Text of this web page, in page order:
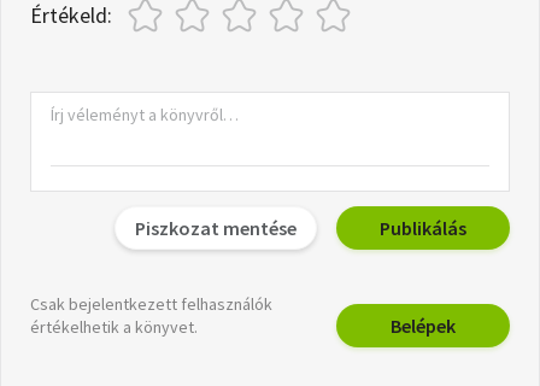
Értékeld:
Piszkozat mentése Publikálás
Csak bejelentkezett felhasználók
értékelhetik a könyvet.
Belépek